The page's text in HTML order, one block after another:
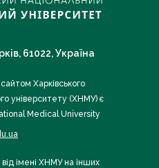
61022, Україна
Харківського
університету (ХНМУ) є
Medical University
імені ХНМУ на інших